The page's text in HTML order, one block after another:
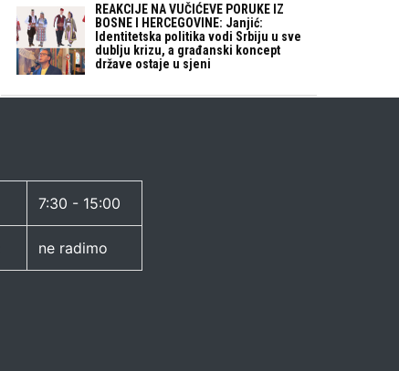
REAKCIJE NA VUČIĆEVE PORUKE IZ
BOSNE I HERCEGOVINE: Janjić:
Identitetska politika vodi Srbiju u sve
dublju krizu, a građanski koncept
države ostaje u sjeni
7:30 - 15:00
ne radimo